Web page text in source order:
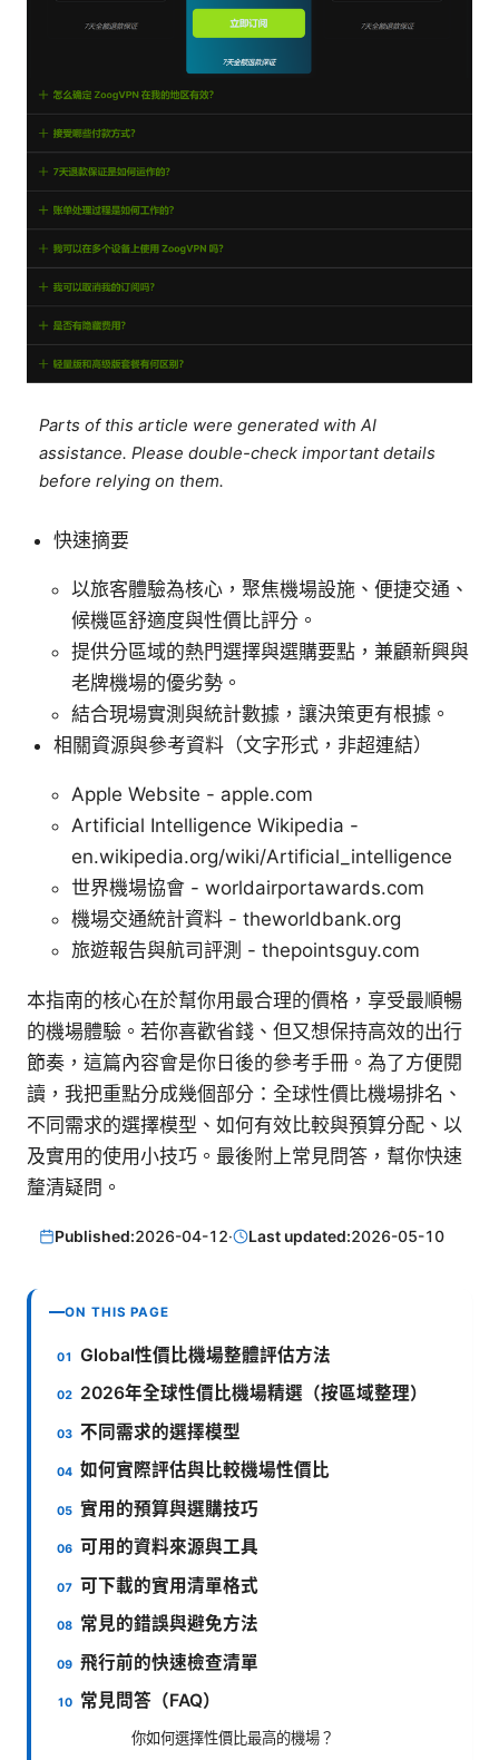
Parts of this article were generated with AI
assistance. Please double-check important details
before relying on them.
快速摘要
以旅客體驗為核心，聚焦機場設施、便捷交通、
候機區舒適度與性價比評分。
提供分區域的熱門選擇與選購要點，兼顧新興與
老牌機場的優劣勢。
結合現場實測與統計數據，讓決策更有根據。
相關資源與參考資料（文字形式，非超連結）
Apple Website - apple.com
Artificial Intelligence Wikipedia -
en.wikipedia.org/wiki/Artificial_intelligence
世界機場協會 - worldairportawards.com
機場交通統計資料 - theworldbank.org
旅遊報告與航司評測 - thepointsguy.com
本指南的核心在於幫你用最合理的價格，享受最順暢
的機場體驗。若你喜歡省錢、但又想保持高效的出行
節奏，這篇內容會是你日後的參考手冊。為了方便閱
讀，我把重點分成幾個部分：全球性價比機場排名、
不同需求的選擇模型、如何有效比較與預算分配、以
及實用的使用小技巧。最後附上常見問答，幫你快速
釐清疑問。
Published:2026-04-12· Last updated:2026-05-10
ON THIS PAGE
Global性價比機場整體評估方法
2026年全球性價比機場精選（按區域整理）
不同需求的選擇模型
如何實際評估與比較機場性價比
實用的預算與選購技巧
可用的資料來源與工具
可下載的實用清單格式
常見的錯誤與避免方法
飛行前的快速檢查清單
常見問答（FAQ）
你如何選擇性價比最高的機場？